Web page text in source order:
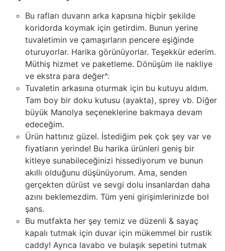
Bu rafları duvarın arka kapısına hiçbir şekilde
koridorda koymak için getirdim. Bunun yerine
tuvaletimin ve çamaşırların pencere eşiğinde
oturuyorlar. Harika görünüyorlar. Teşekkür ederim.
Müthiş hizmet ve paketleme. Dönüşüm ile nakliye
ve ekstra para değer^.
Tuvaletin arkasına oturmak için bu kutuyu aldım.
Tam boy bir doku kutusu (ayakta), sprey vb. Diğer
büyük Manolya seçeneklerine bakmaya devam
edeceğim.
Ürün hattınız güzel. İstediğim pek çok şey var ve
fiyatların yerinde! Bu harika ürünleri geniş bir
kitleye sunabileceğinizi hissediyorum ve bunun
akıllı olduğunu düşünüyorum. Ama, senden
gerçekten dürüst ve sevgi dolu insanlardan daha
azını beklemezdim. Tüm yeni girişimlerinizde bol
şans.
Bu mutfakta her şey temiz ve düzenli & sayaç
kapalı tutmak için duvar için mükemmel bir rustik
caddy! Ayrıca lavabo ve bulaşık sepetini tutmak